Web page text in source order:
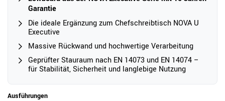
Garantie
Die ideale Ergänzung zum Chefschreibtisch NOVA U
Executive
Massive Rückwand und hochwertige Verarbeitung
Geprüfter Stauraum nach EN 14073 und EN 14074 –
für Stabilität, Sicherheit und langlebige Nutzung
Ausführungen